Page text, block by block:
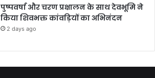
पुष्पवर्षा और चरण प्रक्षालन के साथ देवभूमि ने
किया शिवभक्त कांवड़ियों का अभिनंदन
2 days ago